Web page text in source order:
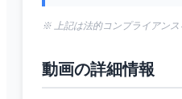
※ 上記は法的コンプライアンス
動画の詳細情報